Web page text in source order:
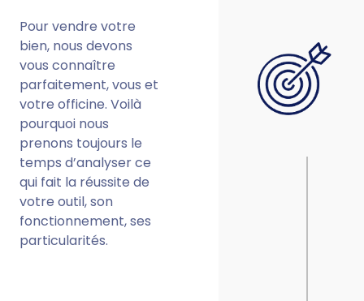
Pour vendre votre
bien, nous devons
vous connaître
parfaitement, vous et
votre officine. Voilà
pourquoi nous
prenons toujours le
temps d’analyser ce
qui fait la réussite de
votre outil, son
fonctionnement, ses
particularités.